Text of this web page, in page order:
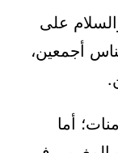
على
أجمعين،
أما